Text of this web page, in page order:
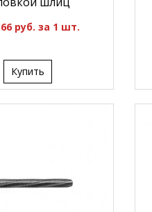
руб. за 1 шт.
Купить